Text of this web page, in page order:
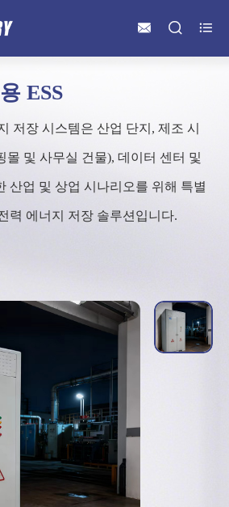
  
ESS
저장 시스템은 산업 단지, 제조 시
몰 및 사무실 건물), 데이터 센터 및
산업 및 상업 시나리오를 위해 특별
력 에너지 저장 솔루션입니다.